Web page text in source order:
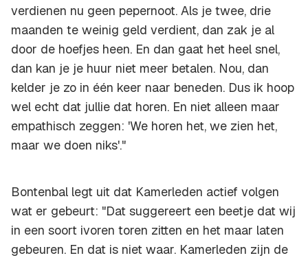
verdienen nu geen pepernoot. Als je twee, drie
maanden te weinig geld verdient, dan zak je al
door de hoefjes heen. En dan gaat het heel snel,
dan kan je je huur niet meer betalen. Nou, dan
kelder je zo in één keer naar beneden. Dus ik hoop
wel echt dat jullie dat horen. En niet alleen maar
empathisch zeggen: 'We horen het, we zien het,
maar we doen niks'."
Bontenbal legt uit dat Kamerleden actief volgen
wat er gebeurt: "Dat suggereert een beetje dat wij
in een soort ivoren toren zitten en het maar laten
gebeuren. En dat is niet waar. Kamerleden zijn de